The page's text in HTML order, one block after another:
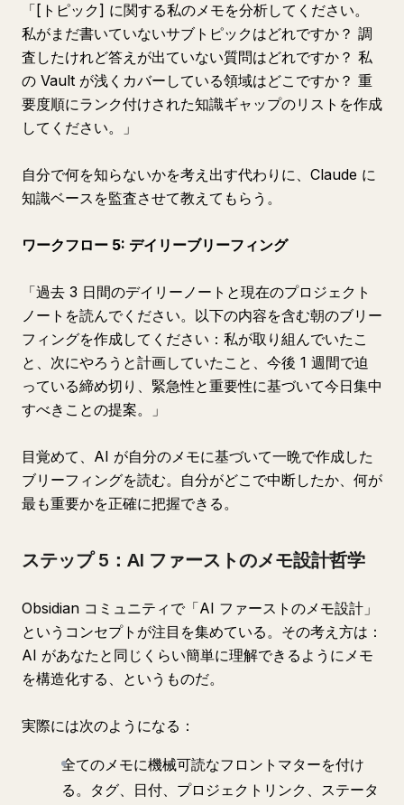
「[トピック] に関する私のメモを分析してください。
私がまだ書いていないサブトピックはどれですか？ 調
査したけれど答えが出ていない質問はどれですか？ 私
の Vault が浅くカバーしている領域はどこですか？ 重
要度順にランク付けされた知識ギャップのリストを作成
してください。」
自分で何を知らないかを考え出す代わりに、Claude に
知識ベースを監査させて教えてもらう。
ワークフロー 5: デイリーブリーフィング
「過去 3 日間のデイリーノートと現在のプロジェクト
ノートを読んでください。以下の内容を含む朝のブリー
フィングを作成してください：私が取り組んでいたこ
と、次にやろうと計画していたこと、今後 1 週間で迫
っている締め切り、緊急性と重要性に基づいて今日集中
すべきことの提案。」
目覚めて、AI が自分のメモに基づいて一晩で作成した
ブリーフィングを読む。自分がどこで中断したか、何が
最も重要かを正確に把握できる。
ステップ 5：AI ファーストのメモ設計哲学
Obsidian コミュニティで「AI ファーストのメモ設計」
というコンセプトが注目を集めている。その考え方は：
AI があなたと同じくらい簡単に理解できるようにメモ
を構造化する、というものだ。
実際には次のようになる：
全てのメモに機械可読なフロントマターを付け
る。タグ、日付、プロジェクトリンク、ステータ